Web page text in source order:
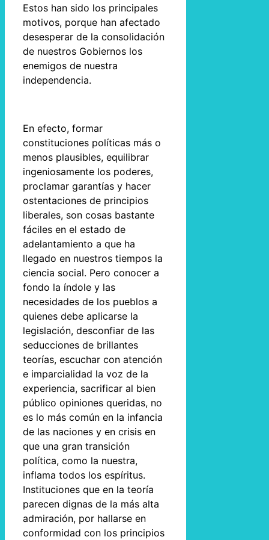
Estos han sido los principales
motivos, porque han afectado
desesperar de la consolidación
de nuestros Gobiernos los
enemigos de nuestra
independencia.
En efecto, formar
constituciones políticas más o
menos plausibles, equilibrar
ingeniosamente los poderes,
proclamar garantías y hacer
ostentaciones de principios
liberales, son cosas bastante
fáciles en el estado de
adelantamiento a que ha
llegado en nuestros tiempos la
ciencia social. Pero conocer a
fondo la índole y las
necesidades de los pueblos a
quienes debe aplicarse la
legislación, desconfiar de las
seducciones de brillantes
teorías, escuchar con atención
e imparcialidad la voz de la
experiencia, sacrificar al bien
público opiniones queridas, no
es lo más común en la infancia
de las naciones y en crisis en
que una gran transición
política, como la nuestra,
inflama todos los espíritus.
Instituciones que en la teoría
parecen dignas de la más alta
admiración, por hallarse en
conformidad con los principios